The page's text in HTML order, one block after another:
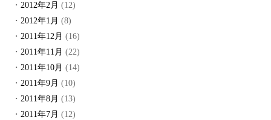
2012年2月 (12)
2012年1月 (8)
2011年12月 (16)
2011年11月 (22)
2011年10月 (14)
2011年9月 (10)
2011年8月 (13)
2011年7月 (12)